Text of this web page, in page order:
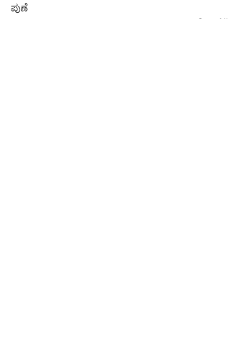
ಪುಣೆ
See All